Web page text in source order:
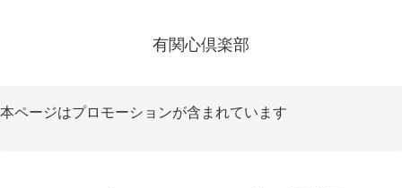
有関心倶楽部
本ページはプロモーションが含まれています